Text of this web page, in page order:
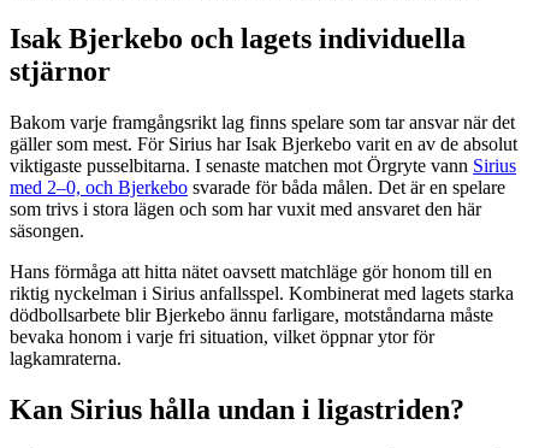
Isak Bjerkebo och lagets individuella
stjärnor
Bakom varje framgångsrikt lag finns spelare som tar ansvar när det
gäller som mest. För Sirius har Isak Bjerkebo varit en av de absolut
viktigaste pusselbitarna. I senaste matchen mot Örgryte vann Sirius
med 2–0, och Bjerkebo svarade för båda målen. Det är en spelare
som trivs i stora lägen och som har vuxit med ansvaret den här
säsongen.
Hans förmåga att hitta nätet oavsett matchläge gör honom till en
riktig nyckelman i Sirius anfallsspel. Kombinerat med lagets starka
dödbollsarbete blir Bjerkebo ännu farligare, motståndarna måste
bevaka honom i varje fri situation, vilket öppnar ytor för
lagkamraterna.
Kan Sirius hålla undan i ligastriden?